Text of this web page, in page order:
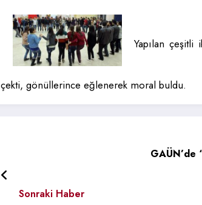
Yapılan çeşitli
çekti, gönüllerince eğlenerek moral buldu.
GAÜN’de
Sonraki Haber